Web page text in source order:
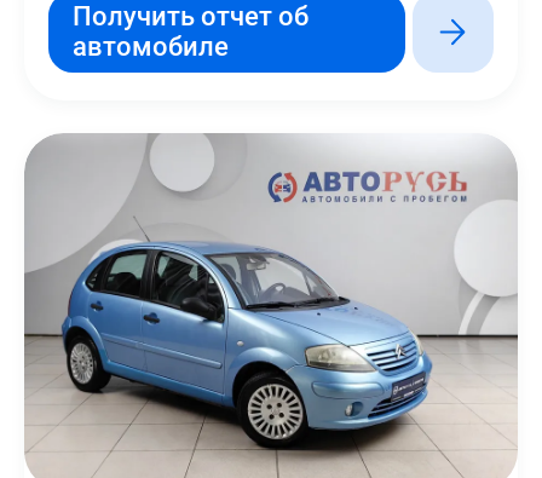
Получить отчет об
автомобиле